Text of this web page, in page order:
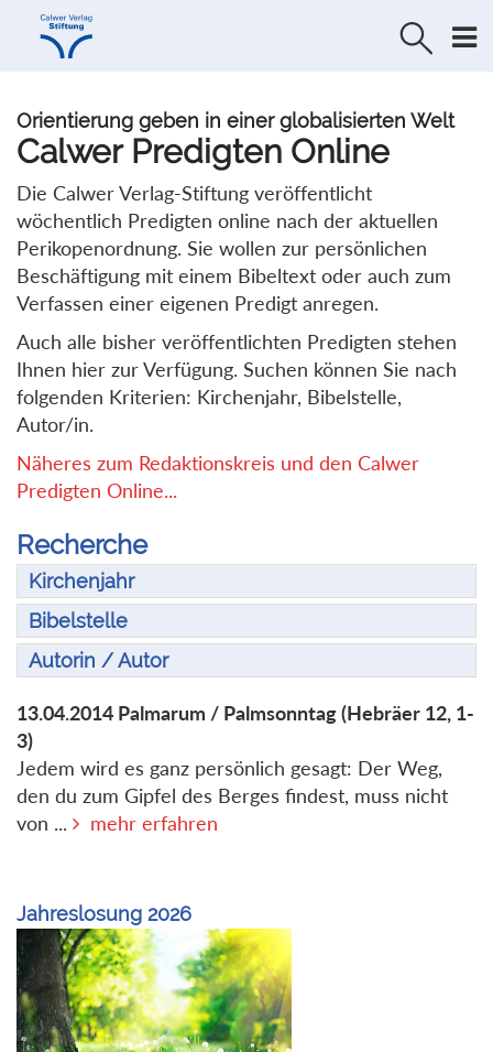
Direkt
Direkt
Orientierung geben in einer globalisierten Welt
Calwer Predigten Online
Die Calwer Verlag-Stiftung veröffentlicht
wöchentlich Predigten online nach der aktuellen
Perikopenordnung. Sie wollen zur persönlichen
Beschäftigung mit einem Bibeltext oder auch zum
Verfassen einer eigenen Predigt anregen.
Auch alle bisher veröffentlichten Predigten stehen
Ihnen hier zur Verfügung. Suchen können Sie nach
folgenden Kriterien: Kirchenjahr, Bibelstelle,
Autor/in.
Näheres zum Redaktionskreis und den Calwer
Predigten Online...
Recherche
Kirchenjahr
Bibelstelle
Autorin / Autor
13.04.2014 Palmarum / Palmsonntag(Hebräer 12, 1-
3)
Jedem wird es ganz persönlich gesagt: Der Weg,
den du zum Gipfel des Berges findest, muss nicht
von ...
mehr erfahren
Jahreslosung 2026